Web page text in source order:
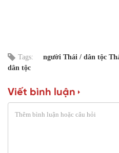
Tags: người Thái dân tộc
dân tộc
Viết bình luận